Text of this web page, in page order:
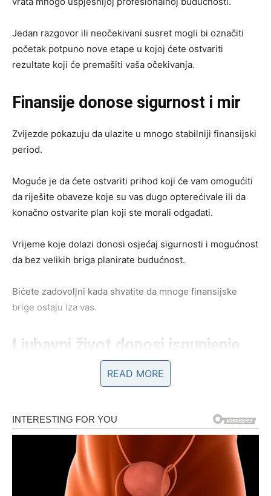
Jedan razgovor ili neočekivani susret mogli bi označiti
početak potpuno nove etape u kojoj ćete ostvariti
rezultate koji će premašiti vaša očekivanja.
Finansije donose sigurnost i mir
Zvijezde pokazuju da ulazite u mnogo stabilniji finansijski
period.
Moguće je da ćete ostvariti prihod koji će vam omogućiti
da riješite obaveze koje su vas dugo opterećivale ili da
konačno ostvarite plan koji ste morali odgađati.
Vrijeme koje dolazi donosi osjećaj sigurnosti i mogućnost
da bez velikih briga planirate budućnost.
Bićete zadovoljni kada shvatite da mnoge finansijske
brige ostaju iza vas.
Ljubavni život donosi ispunjenje
Ako ste slobodni, vrlo brzo biste mogli upoznati osobu
koja će vas osvojiti iskrenošću, pažnjom i toplinom. Već
od prvog susreta osjetićete posebnu povezanost koja
može prerasti u ozbiljan i stabilan odnos.
READ MORE